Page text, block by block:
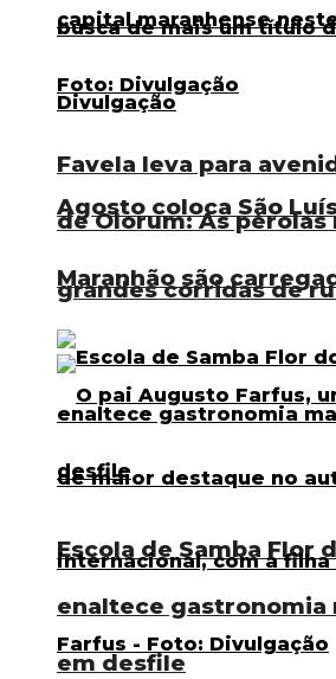
Favela leva para
de Olorum: As pérolas
Maranhão são
Escola de Samba Flor
enaltece gastronomia
em desfile
Agosto coloca São
grandes corridas de